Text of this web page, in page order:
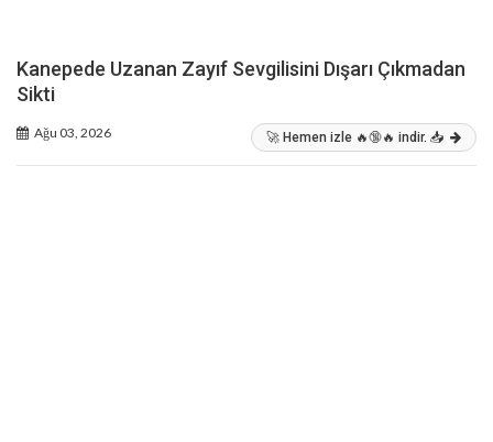
Kanepede Uzanan Zayıf Sevgilisini Dışarı Çıkmadan
Sikti
Ağu 03, 2026 🚀 Hemen izle 🔥🔞🔥 indir. 📥